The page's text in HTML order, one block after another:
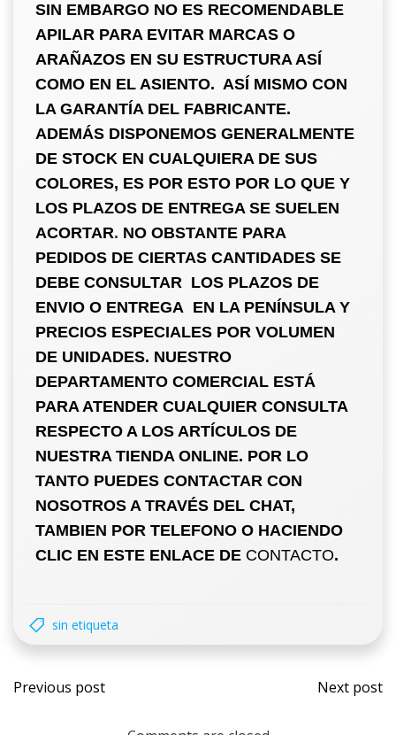
SIN EMBARGO NO ES RECOMENDABLE
APILAR PARA EVITAR MARCAS O
ARAÑAZOS EN SU ESTRUCTURA ASÍ
COMO EN EL ASIENTO. ASÍ MISMO CON
LA GARANTÍA DEL FABRICANTE.
ADEMÁS DISPONEMOS GENERALMENTE
DE STOCK EN CUALQUIERA DE SUS
COLORES, ES POR ESTO POR LO QUE Y
LOS PLAZOS DE ENTREGA SE SUELEN
ACORTAR. NO OBSTANTE PARA
PEDIDOS DE CIERTAS CANTIDADES SE
DEBE CONSULTAR LOS PLAZOS DE
ENVIO O ENTREGA EN LA PENÍNSULA Y
PRECIOS ESPECIALES POR VOLUMEN
DE UNIDADES. NUESTRO
DEPARTAMENTO COMERCIAL ESTÁ
PARA ATENDER CUALQUIER CONSULTA
RESPECTO A LOS ARTÍCULOS DE
NUESTRA TIENDA ONLINE. POR LO
TANTO PUEDES CONTACTAR CON
NOSOTROS A TRAVÉS DEL CHAT,
TAMBIEN POR TELEFONO O HACIENDO
CLIC EN ESTE ENLACE DE CONTACTO.
sin etiqueta
Previous post Next post